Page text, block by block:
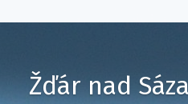
Žďár nad